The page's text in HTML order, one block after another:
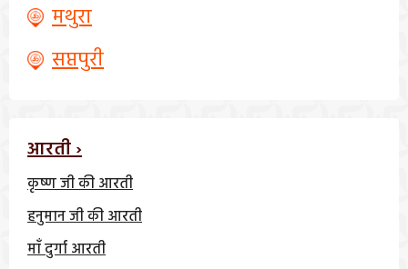
मथुरा
सप्तपुरी
आरती ›
कृष्ण जी की आरती
हनुमान जी की आरती
माँ दुर्गा आरती